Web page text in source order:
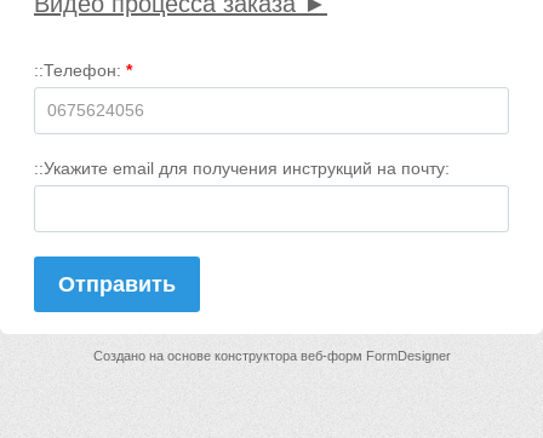
::Телефон: *
::Укажите email для получения инструкций на почту:
Отправить
Создано на основе конструктора веб-форм FormDesigner